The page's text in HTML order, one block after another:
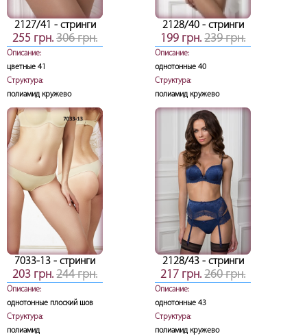
2127/41 - стринги
255 грн. 306 грн.
Описание:
цветные 41
Структура:
полиамид кружево
2128/40- стринги
199 грн.239 грн.
Описание:
однотонные 40
Структура:
полиамид кружево
7033-13 - стринги
203 грн. 244 грн.
Описание:
однотонные плоский шов
Структура:
полиамид
2128/43- стринги
217 грн.260 грн.
Описание:
однотонные 43
Структура:
полиамид кружево